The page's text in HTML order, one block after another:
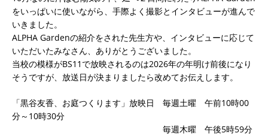
をいっぱいに使いながら、手際よく撮影とインタビューが進んで
いきました。
ALPHA Gardenの紹介をされた先生方や、インタビューに応じて
いただいたみなさん、ありがとうございました。
当校の模様がBS11で放映されるのは2026年の年明け前後になり
そうですが、放送日が決まりましたら改めてお伝えします。
「黒谷友香、お庭つくります」放映日 毎週土曜 午前10時00
分～10時30分
毎週木曜 午後5時59分